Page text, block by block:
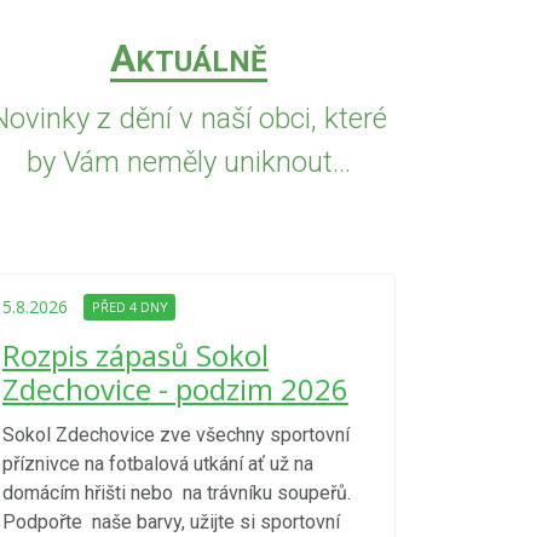
AKTUÁLNĚ
z dění v naší obci, které
by Vám neměly uniknout...
5.8.2026 PŘED 4 DNY
Rozpis zápasů Sokol
Zdechovice - podzim 2026
Sokol Zdechovice zve všechny sportovní
příznivce na fotbalová utkání ať už na
domácím hřišti nebo na trávníku soupeřů.
Podpořte naše barvy, užijte si sportovní